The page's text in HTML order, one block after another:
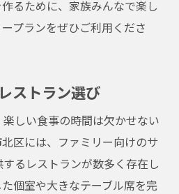
るために、家族みんなで楽し
プランをぜひご利用くださ
ストラン選び
しい食事の時間は欠かせない
区には、ファミリー向けのサ
るレストランが数多く存在し
個室や大きなテーブル席を完